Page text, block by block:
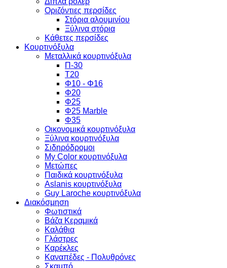
Οριζόντιες περσίδες
Στόρια αλουμινίου
Ξύλινα στόρια
Κάθετες περσίδες
Κουρτινόξυλα
Μεταλλικά κουρτινόξυλα
Π-30
Τ20
Φ10 - Φ16
Φ20
Φ25
Φ25 Marble
Φ35
Οικονομικά κουρτινόξυλα
Ξύλινα κουρτινόξυλα
Σιδηρόδρομοι
My Color κουρτινόξυλα
Μετώπες
Παιδικά κουρτινόξυλα
Aslanis κουρτινόξυλα
Guy Laroche κουρτινόξυλα
Διακόσμηση
Φωτιστικά
Βάζα Κεραμικά
Καλάθια
Γλάστρες
Καρέκλες
Καναπέδες - Πολυθρόνες
Σκαμπό